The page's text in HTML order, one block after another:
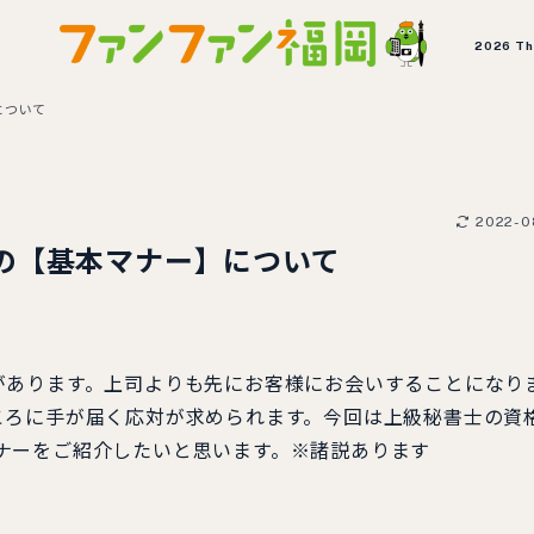
2026
いて
2022-
基本マナー】について
ます。上司よりも先にお客様にお会いすることになり
に手が届く応対が求められます。今回は上級秘書士の資
をご紹介したいと思います。※諸説あります